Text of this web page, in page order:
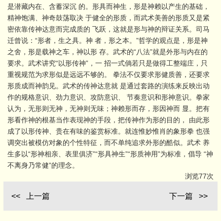
是潜藏内在、含蓄深沉 的。形具而神生，形是神赖以产生的基础，
精神饱满、神奇鼓荡取决 于健全的形质，而武术美善的形质又是紧
密依靠传神达意而完成质的 飞跃，这就是形与神的辩证关系。司马
迁曾说：“形者，生之具。神 者，形之本。”哲学的观点是，形是神
之舍，形是载神之车，神以形 存。武术的“八法”就是外形与内在的
要求。武术讲究“以形传神”，一 招一式倘若只是做得工整端庄，只
重视规范为求形似是远远不够的。 拳法不仅要求形健质善，还要求
形质成而神韵见。武术的传神达意就 是通过套路的演练来反映出动
作的规格意识、劲力意识、攻防意识、 节奏意识和形神意识。拳家
认为，无形则无神，无神则无味；神赖形而存，形因神而 显。把有
形看作神的根基当作表现神的手段，把传神作为形的目的， 由此形
成了以形传神、贵在有味的鉴赏标准。就连惟妙惟肖的象形拳 也强
调突出被模仿对象的个性特征，而不单纯追求外形的酷似。武术 养
生多以“形神相亲、表里俱济”“形具神生”“形质神用”为标准，倡导 “神
不离身乃常健”的理念。
浏览77次
<< 上一篇 下一篇 >>